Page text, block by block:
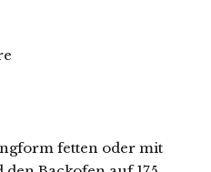
fetten oder mit